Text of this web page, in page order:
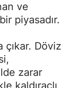
ve
piyasadır.
Döviz
zarar
kaldıraçlı